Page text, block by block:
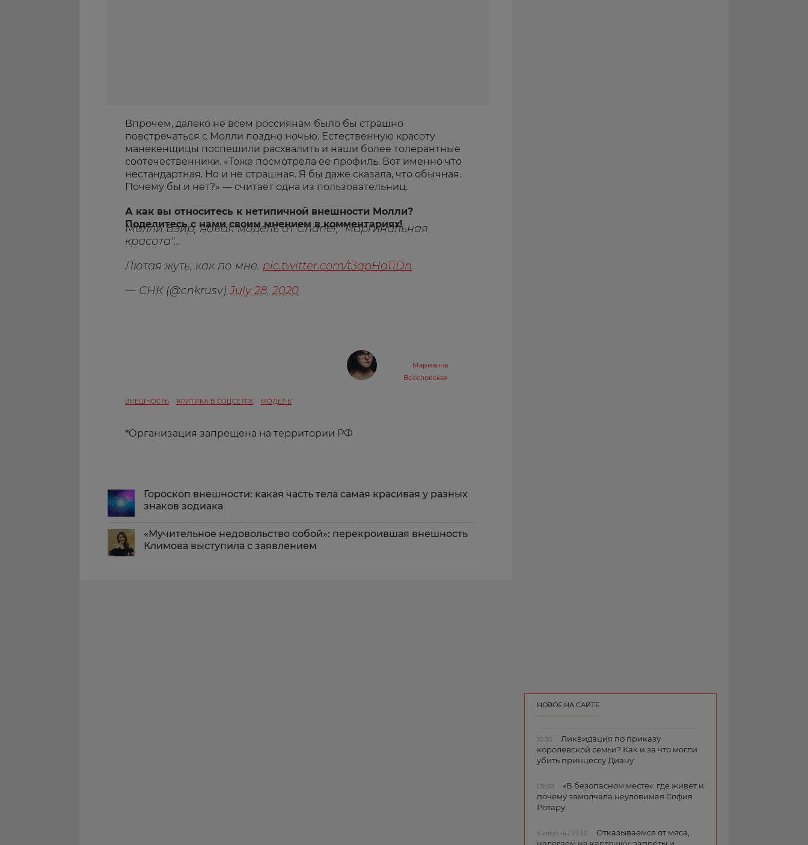
Впрочем, далеко не всем россиянам было бы страшно
повстречаться с Молли поздно ночью. Естественную красоту
манекенщицы поспешили расхвалить и наши более толерантные
соотечественники. «Тоже посмотрела ее профиль. Вот именно что
нестандартная. Но и не страшная. Я бы даже сказала, что обычная.
Почему бы и нет?» — считает одна из пользовательниц.
А как вы относитесь к нетипичной внешности Молли?
Поделитесь с нами своим мнением в комментариях!
Молли Бэйр, новая модель от Chanel, "маргинальная
красота"...
Лютая жуть, как по мне. pic.twitter.com/t3apHaTiDn
— СНК (@cnkrusv)July 28, 2020
Марианна
Веселовская
ВНЕШНОСТЬ КРИТИКА В СОЦСЕТЯХ МОДЕЛЬ
*Организация запрещена на территории РФ
Гороскоп внешности: какая часть тела самая красивая у разных
знаков зодиака
«Мучительное недовольство собой»: перекроившая внешность
Климова выступила с заявлением
НОВОЕ НА САЙТЕ
10:30
Ликвидация по приказу
королевской семьи? Как и за что могли
убить принцессу Диану
09:00
«В безопасном месте»: где живет и
почему замолчала неуловимая София
Ротару
6 августа / 22:30
Отказываемся от мяса,